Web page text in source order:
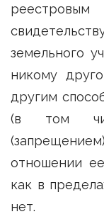
земельного
никому
другим
(в том
отношении
как в
нет.